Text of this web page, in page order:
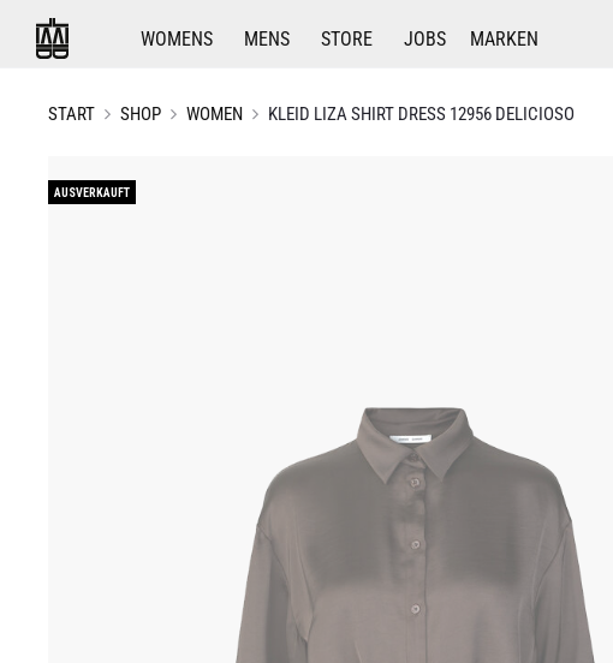
WOMENS MENS STORE JOBS MARKEN
START SHOP WOMEN KLEID LIZA SHIRT DRESS 12956 DELICIOSO
AUSVERKAUFT